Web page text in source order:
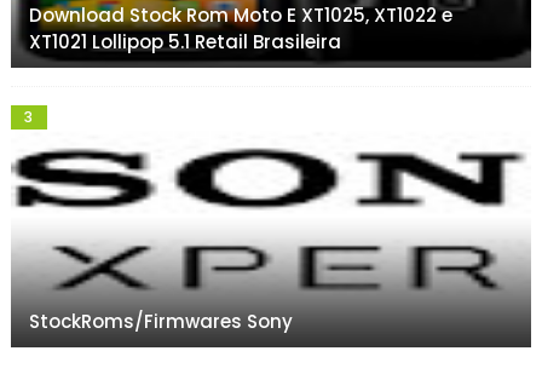
Download Stock Rom Moto E XT1025, XT1022 e
XT1021 Lollipop 5.1 Retail Brasileira
StockRoms/Firmwares Sony